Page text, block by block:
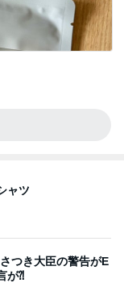
ャツ
つき大臣の警告がE
が⁈